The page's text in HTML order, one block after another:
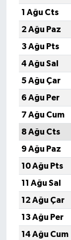
1 Ağu Cts
2 Ağu Paz
3 Ağu Pts
4 Ağu Sal
5 Ağu Çar
6 Ağu Per
7 Ağu Cum
8 Ağu Cts
9 Ağu Paz
10 Ağu Pts
11 Ağu Sal
12 Ağu Çar
13 Ağu Per
14 Ağu Cum